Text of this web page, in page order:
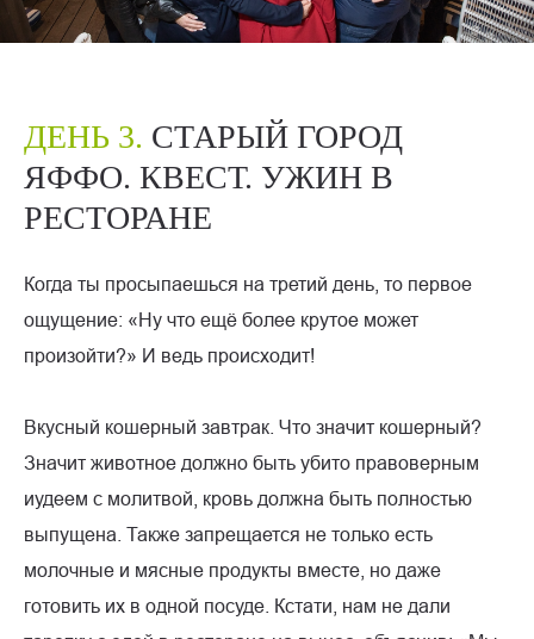
ДЕНЬ 3. СТАРЫЙ ГОРОД
ЯФФО. КВЕСТ. УЖИН В
РЕСТОРАНЕ
Когда ты просыпаешься на третий день, то первое
ощущение: «Ну что ещё более крутое может
произойти?» И ведь происходит!
Вкусный кошерный завтрак. Что значит кошерный?
Значит животное должно быть убито правоверным
иудеем с молитвой, кровь должна быть полностью
выпущена. Также запрещается не только есть
молочные и мясные продукты вместе, но даже
готовить их в одной посуде. Кстати, нам не дали